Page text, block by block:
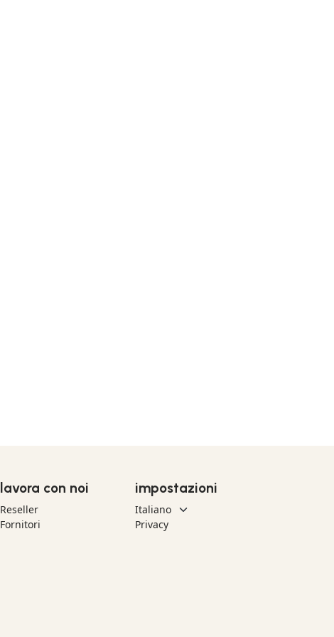
lavora con noi
Reseller
Fornitori
impostazioni
Privacy